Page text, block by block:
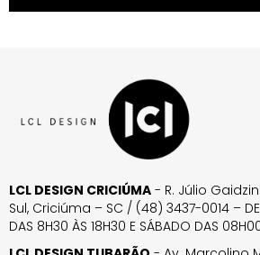
LCL DESIGN CRICIÚMA - R. Júlio
Sul, Criciúma – SC / (48) 3437-0014 – DE
DAS 8H30 ÀS 18H30 E SÁBADO DAS